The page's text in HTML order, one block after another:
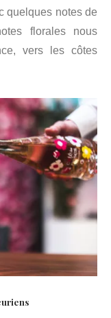
quelques notes de
florales nous
vers les côtes